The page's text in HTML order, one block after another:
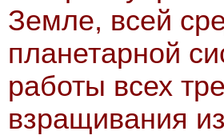
Земле, всей
планетарной
работы всех
взращивания